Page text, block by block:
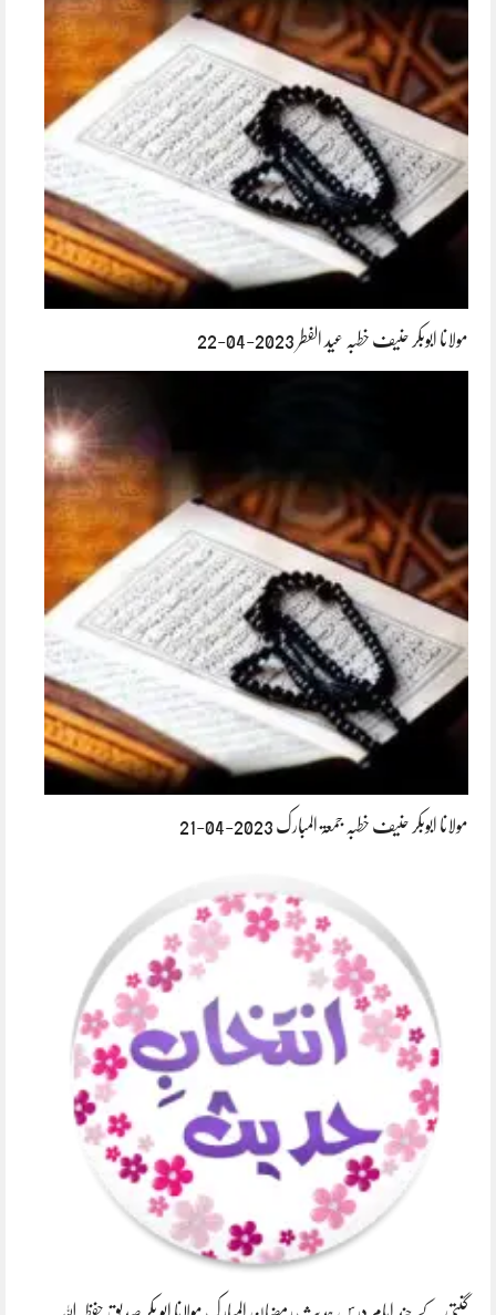
مولانا ابوبکر حنیف خطبہ عید الفطر 2023-04-22
مولانا ابوبکر حنیف خطبہ جمعۃ المبارک 2023-04-21
گنتی کے چند ایام درسِ حدیث رمضان المبارک مولانا ابو بکر صدیق حفظہ اللہ